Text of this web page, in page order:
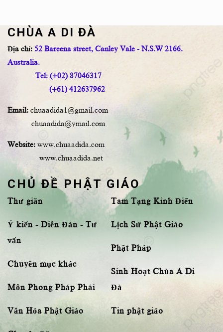
CHÙA A DI ĐÀ
Địa chỉ: 52 Bareena street, Canley Vale - N.S.W 2166.
Australia.
Tel: (+02) 87046317
(+61) 412637962
Email: chuaadida1@gmail.com
chuaadida@ymail.com
Website: www.chuaadida.com
www.chuaadida.net
CHỦ ĐỀ PHẬT GIÁO
Thư giãn
Ý kiến - Diễn Đàn - Tư
vấn
Chuyên mục khác
Môn Phong Pháp Phái
Văn Hóa Phật Giáo
Tam Tạng Kinh Điển
Lịch Sử Phật Giáo
Phật Pháp
Sinh Hoạt Chùa A Di
Đà
Tin phật giáo